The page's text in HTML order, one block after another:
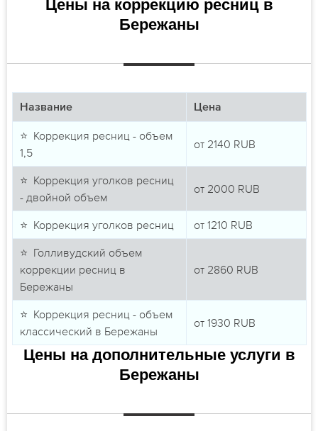
Цены на коррекцию ресниц в
Бережаны
Название Цена
⭐ Коррекция ресниц - объем
1,5
от 2140 RUB
⭐ Коррекция уголков ресниц
- двойной объем
от 2000 RUB
⭐ Коррекция уголков ресниц от 1210 RUB
⭐ Голливудский объем
коррекции ресниц в
Бережаны
от 2860 RUB
⭐ Коррекция ресниц - объем
классический в Бережаны
от 1930 RUB
Цены на дополнительные услуги в
Бережаны